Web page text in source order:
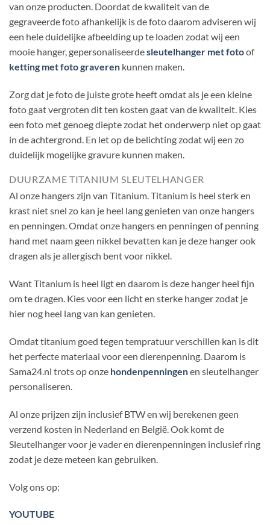
van onze producten. Doordat de kwaliteit van de
gegraveerde foto afhankelijk is de foto daarom adviseren wij
een hele duidelijke afbeelding up te loaden zodat wij een
mooie hanger, gepersonaliseerdesleutelhanger met fotoof
ketting met foto graveren kunnen maken.
Zorg dat je foto de juiste grote heeft omdat als je een kleine
foto gaat vergroten dit ten kosten gaat van de kwaliteit. Kies
een foto met genoeg diepte zodat het onderwerp niet op gaat
in de achtergrond. En let op de belichting zodat wij een zo
duidelijk mogelijke gravure kunnen maken.
DUURZAME TITANIUM SLEUTELHANGER
Al onze hangers zijn van Titanium. Titanium is heel sterk en
krast niet snel zo kan je heel lang genieten van onze hangers
en penningen. Omdat onze hangers en penningen of penning
hand met naam geen nikkel bevatten kan je deze hanger ook
dragen als je allergisch bent voor nikkel.
Want Titanium is heel ligt en daarom is deze hanger heel fijn
om te dragen. Kies voor een licht en sterke hanger zodat je
hier nog heel lang van kan genieten.
Omdat titanium goed tegen tempratuur verschillen kan is dit
het perfecte materiaal voor een dierenpenning. Daarom is
Sama24.nl trots op onze hondenpenningenen sleutelhanger
personaliseren.
Al onze prijzen zijn inclusief BTW en wij berekenen geen
verzend kosten in Nederland en België. Ook komt de
Sleutelhanger voor je vader en dierenpenningen inclusief ring
zodat je deze meteen kan gebruiken.
Volg ons op:
YOUTUBE